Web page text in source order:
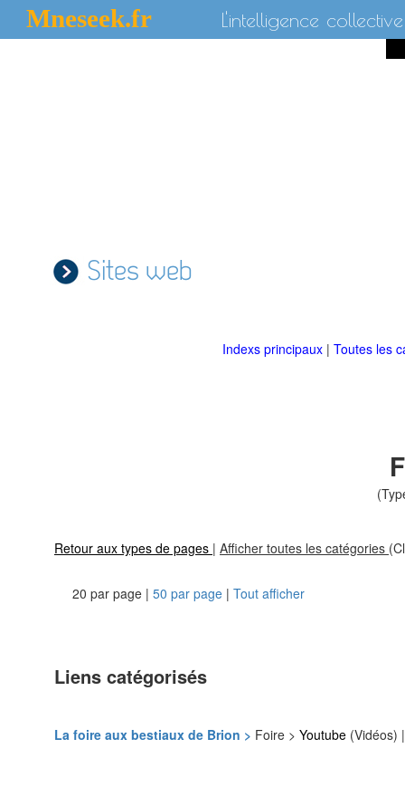
Mneseek.fr L'intelligence collective
Sites web
Indexs principaux | Toutes les
Retour aux types de pages | Afficher toutes les catégories
20 par page | 50 par page | Tout afficher
Liens catégorisés
La foire aux bestiaux de Brion > Foire > Youtube (Vidéos)